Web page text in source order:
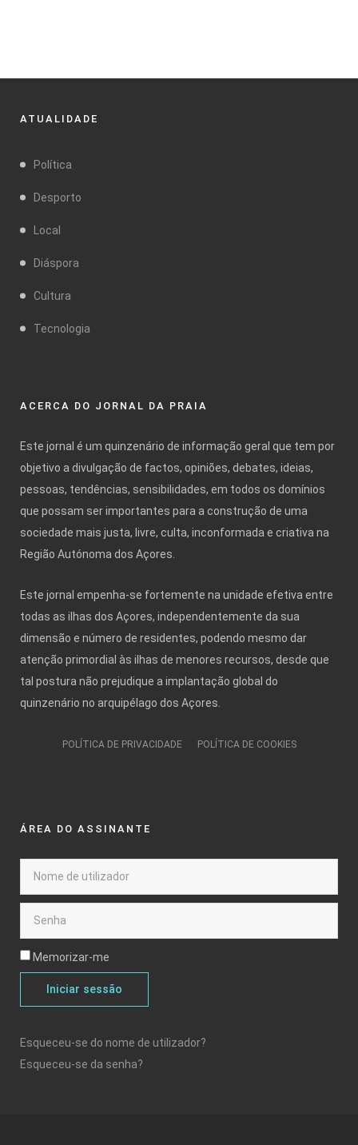
ATUALIDADE
Política
Desporto
Local
Diáspora
Cultura
Tecnologia
ACERCA DO JORNAL DA PRAIA
Este jornal é um quinzenário de informação geral que tem por
objetivo a divulgação de factos, opiniões, debates, ideias,
pessoas, tendências, sensibilidades, em todos os domínios
que possam ser importantes para a construção de uma
sociedade mais justa, livre, culta, inconformada e criativa na
Região Autónoma dos Açores.
Este jornal empenha-se fortemente na unidade efetiva entre
todas as ilhas dos Açores, independentemente da sua
dimensão e número de residentes, podendo mesmo dar
atenção primordial às ilhas de menores recursos, desde que
tal postura não prejudique a implantação global do
quinzenário no arquipélago dos Açores.
POLÍTICA DE PRIVACIDADE POLÍTICA DE COOKIES
ÁREA DO ASSINANTE
Memorizar-me
Iniciar sessão
Esqueceu-se do nome de utilizador?
Esqueceu-se da senha?